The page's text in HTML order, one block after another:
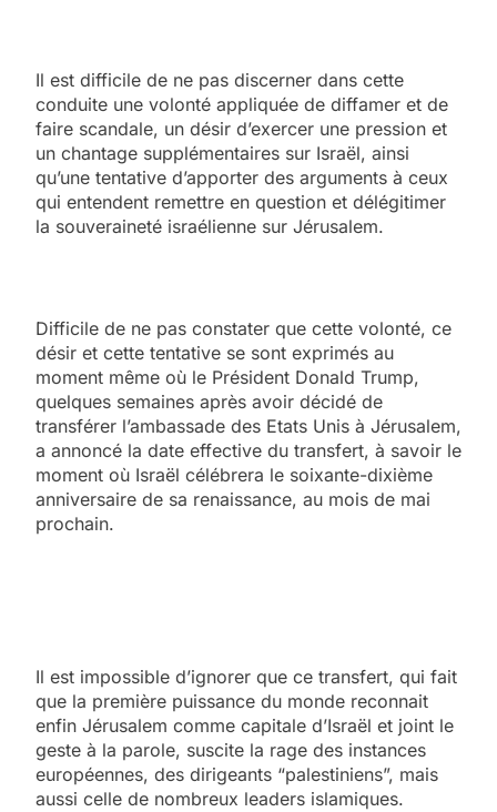
Il est difficile de ne pas discerner dans cette
conduite une volonté appliquée de diffamer et de
faire scandale, un désir d’exercer une pression et
un chantage supplémentaires sur Israël, ainsi
qu’une tentative d’apporter des arguments à ceux
qui entendent remettre en question et délégitimer
la souveraineté israélienne sur Jérusalem.
Difficile de ne pas constater que cette volonté, ce
désir et cette tentative se sont exprimés au
moment même où le Président Donald Trump,
quelques semaines après avoir décidé de
transférer l’ambassade des Etats Unis à Jérusalem,
a annoncé la date effective du transfert, à savoir le
moment où Israël célébrera le soixante-dixième
anniversaire de sa renaissance, au mois de mai
prochain.
Il est impossible d’ignorer que ce transfert, qui fait
que la première puissance du monde reconnait
enfin Jérusalem comme capitale d’Israël et joint le
geste à la parole, suscite la rage des instances
européennes, des dirigeants “palestiniens”, mais
aussi celle de nombreux leaders islamiques.